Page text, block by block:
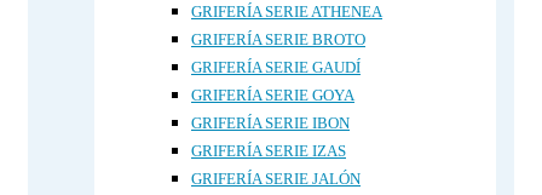
GRIFERÍA SERIE ATHENEA
GRIFERÍA SERIE BROTO
GRIFERÍA SERIE GAUDÍ
GRIFERÍA SERIE GOYA
GRIFERÍA SERIE IBON
GRIFERÍA SERIE IZAS
GRIFERÍA SERIE JALÓN